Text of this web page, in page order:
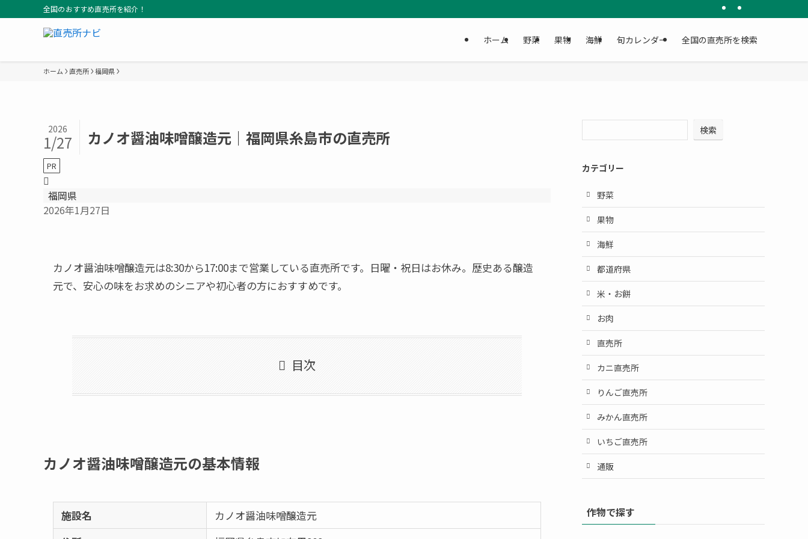
全国のおすすめ直売所を紹介！
ホーム 野菜 果物 海鮮 旬カレンダー 全国の直売所を検索
ホーム 直売所 福岡県
カノオ醤油味噌醸造元｜福岡県糸島市の直売所
2026
1/27
PR
福岡県
2026年1月27日
カノオ醤油味噌醸造元は8:30から17:00まで営業している直売所です。日曜・祝日はお休み。歴史ある醸造
元で、安心の味をお求めのシニアや初心者の方におすすめです。
目次
カノオ醤油味噌醸造元の基本情報
施設名
カノオ醤油味噌醸造元
検索
カテゴリー
野菜
果物
海鮮
都道府県
米・お餅
お肉
直売所
カニ直売所
りんご直売所
みかん直売所
いちご直売所
通販
作物で探す